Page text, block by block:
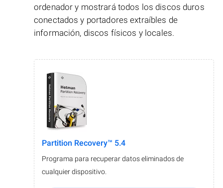
ordenador y mostrará todos los discos duros
conectados y portadores extraíbles de
información, discos físicos y locales.
Partition Recovery™ 5.4
Programa para recuperar datos eliminados de
cualquier dispositivo.